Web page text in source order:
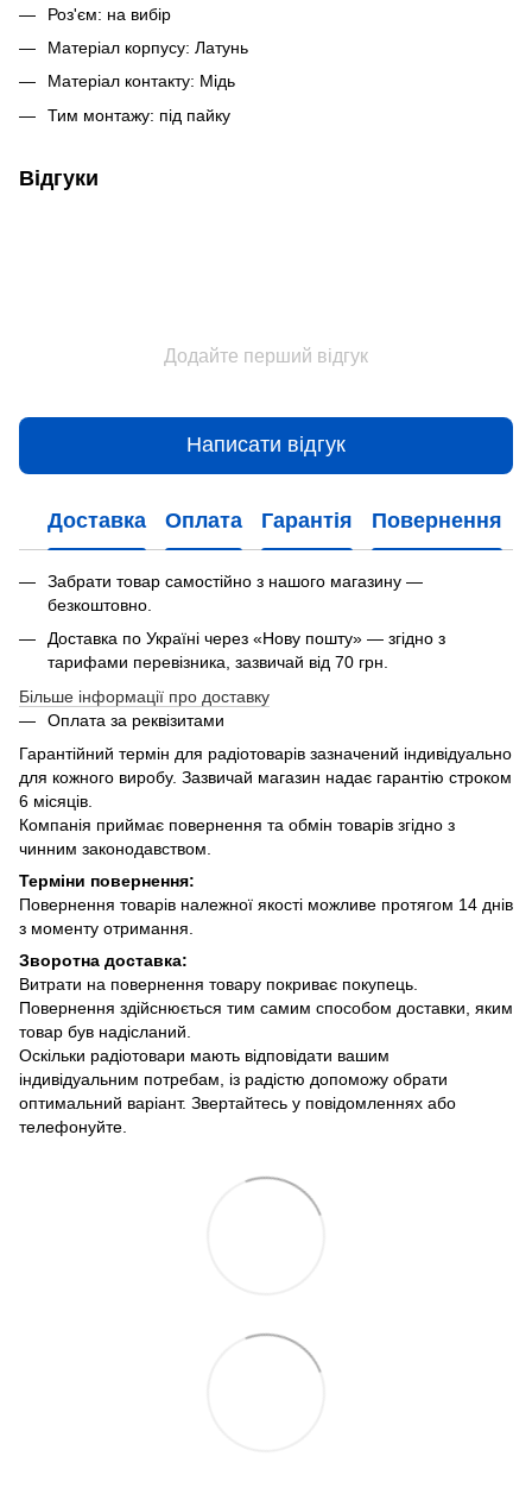
Роз'єм: на вибір
Матеріал корпусу: Латунь
Матеріал контакту: Мідь
Тим монтажу: під пайку
Відгуки
Додайте перший відгук
Написати відгук
Доставка Оплата Гарантія Повернення
Забрати товар самостійно з нашого магазину —
безкоштовно.
Доставка по Україні через «Нову пошту» — згідно з
тарифами перевізника, зазвичай від 70 грн.
Більше інформації про доставку
Оплата за реквізитами
Гарантійний термін для радіотоварів зазначений індивідуально
для кожного виробу. Зазвичай магазин надає гарантію строком
6 місяців.
Компанія приймає повернення та обмін товарів згідно з
чинним законодавством.
Терміни повернення:
Повернення товарів належної якості можливе протягом 14 днів
з моменту отримання.
Зворотна доставка:
Витрати на повернення товару покриває покупець.
Повернення здійснюється тим самим способом доставки, яким
товар був надісланий.
Оскільки радіотовари мають відповідати вашим
індивідуальним потребам, із радістю допоможу обрати
оптимальний варіант. Звертайтесь у повідомленнях або
телефонуйте.